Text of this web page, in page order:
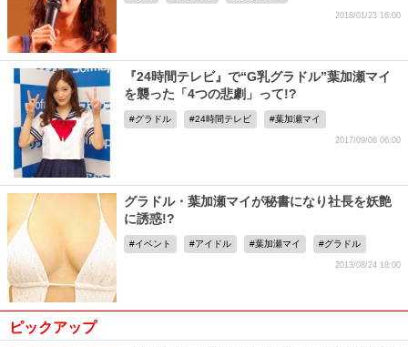
2018/01/23 16:00
『24時間テレビ』で“G乳グラドル”葉加瀬マイ
を襲った「4つの悲劇」って!?
グラドル 24時間テレビ 葉加瀬マイ
2017/09/06 06:00
グラドル・葉加瀬マイが秘書になり社長を妖艶
に誘惑!?
イベント アイドル 葉加瀬マイ グラドル
2013/08/24 18:00
ピックアップ